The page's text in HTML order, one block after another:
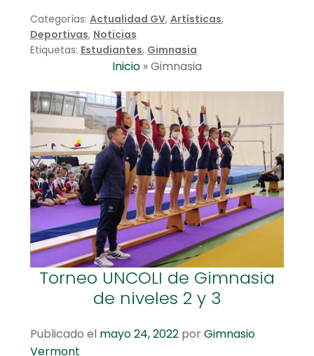
Categorías: Actualidad GV, Artísticas,
Deportivas, Noticias
Etiquetas: Estudiantes, Gimnasia
Inicio »Gimnasia
Torneo UNCOLI de Gimnasia
de niveles 2 y 3
Publicado el mayo 24, 2022 porGimnasio
Vermont